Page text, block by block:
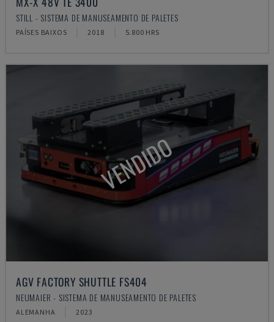
STILL - SISTEMA DE MANUSEAMENTO DE PALETES
PAÍSES BAIXOS 2018 5.800 HRS
VENDIDO
AGV FACTORY SHUTTLE FS404
NEUMAIER - SISTEMA DE MANUSEAMENTO DE PALETES
ALEMANHA 2023